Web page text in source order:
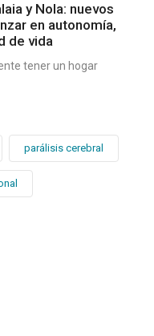
y Nola: nuevos
en autonomía,
de vida
tener un hogar
parálisis cerebral